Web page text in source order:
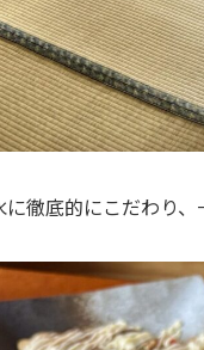
徹底的にこだわり